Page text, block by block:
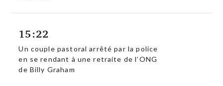
15:22
Un couple pastoral arrêté par la police
en se rendant à une retraite de l’ONG
de Billy Graham